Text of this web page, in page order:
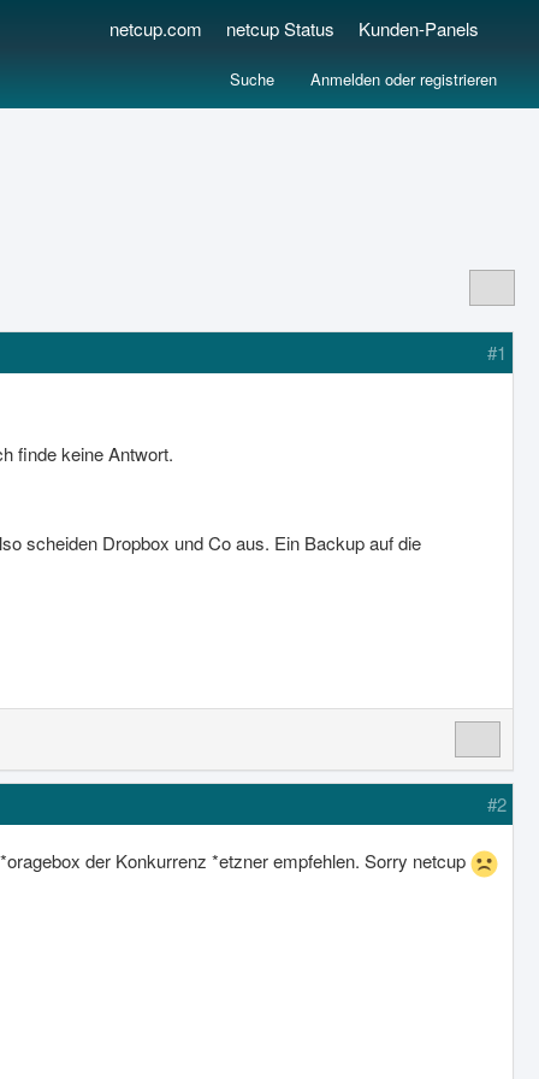
netcup.com netcup Status Kunden-Panels
Anmelden oder registrieren
Suche
#1
finde keine Antwort.
scheiden Dropbox und Co aus. Ein Backup auf die
#2
der Konkurrenz *etzner empfehlen. Sorry netcup